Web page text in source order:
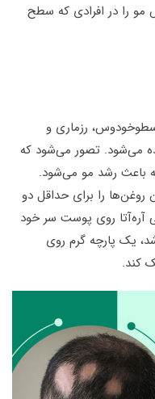
را در افرادی که سطح
رزماری و
می‌شود. تصور می‌شود که
باعث رشد مو می‌شود.
را برای حداقل دو
آره‌آتا روی پوست سر خود
یک پارچه گرم روی
کند.